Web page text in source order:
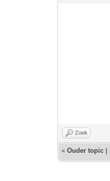
Zoek
«Ouder topic